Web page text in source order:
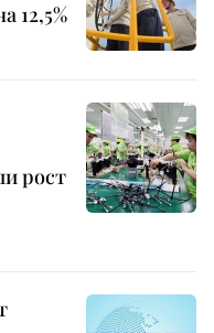
12,5%
рост